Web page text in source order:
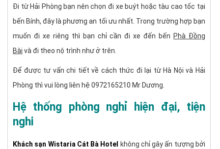
Đi từ Hải Phòng bạn nên chọn đi xe buýt hoặc tàu cao tốc tại
bến Bính, đây là phương an tối ưu nhất. Trong trường hợp bạn
muốn đi xe riêng thì bạn chỉ cần đi xe đến bến Phà Đồng
Bài và đi theo nộ trình như ở trên.
Để được tư vấn chi tiết về cách thức đi lại từ Hà Nội và Hải
Phòng thì vui lòng liên hệ 0972165210 Mr Dương.
Hệ thống phòng nghỉ hiện đại, tiện
nghi
Khách sạn Wistaria Cát Bà Hotel
không chỉ gây ấn tượng bởi